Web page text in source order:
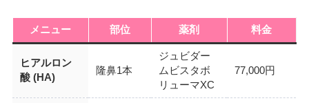
メニュー 部位 薬剤 料金
ヒアルロン
酸 (HA)
隆鼻1本
ジュビダー
ムビスタボ
リューマXC
77,000円